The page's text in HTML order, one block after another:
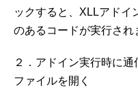
ックすると、XLLアドイ
のあるコードが実行され
２．アドイン実行時に
ファイルを開く